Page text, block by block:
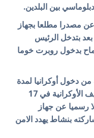
بين البلدين.
مصدرا مطلعا بجهاز
بعد بتدخل الرئيس
بدخول روبرت خوما
دخول أوكرانيا لمدة
زيارة لفيف الأوكرانية في 17
رسميا عن جهاز
بنشاط يهدد الامن